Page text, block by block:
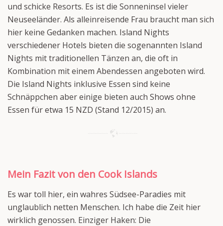
und schicke Resorts. Es ist die Sonneninsel vieler
Neuseeländer. Als alleinreisende Frau braucht man sich
hier keine Gedanken machen. Island Nights
verschiedener Hotels bieten die sogenannten Island
Nights mit traditionellen Tänzen an, die oft in
Kombination mit einem Abendessen angeboten wird.
Die Island Nights inklusive Essen sind keine
Schnäppchen aber einige bieten auch Shows ohne
Essen für etwa 15 NZD (Stand 12/2015) an.
Mein Fazit von den Cook Islands
Es war toll hier, ein wahres Südsee-Paradies mit
unglaublich netten Menschen. Ich habe die Zeit hier
wirklich genossen. Einziger Haken: Die